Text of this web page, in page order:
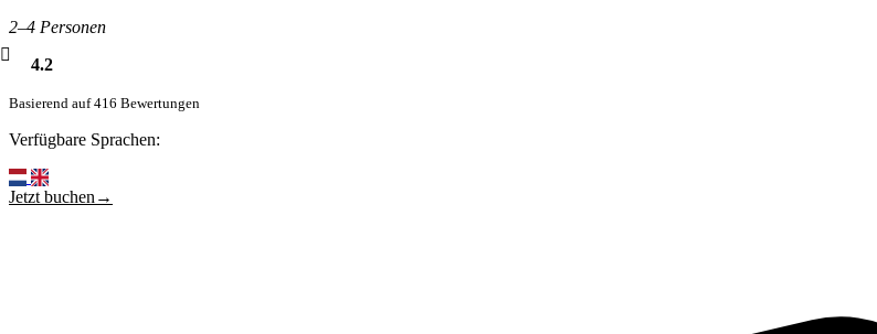
2–4 Personen
4.2
Basierend auf 416 Bewertungen
Verfügbare Sprachen:
Jetzt buchen→